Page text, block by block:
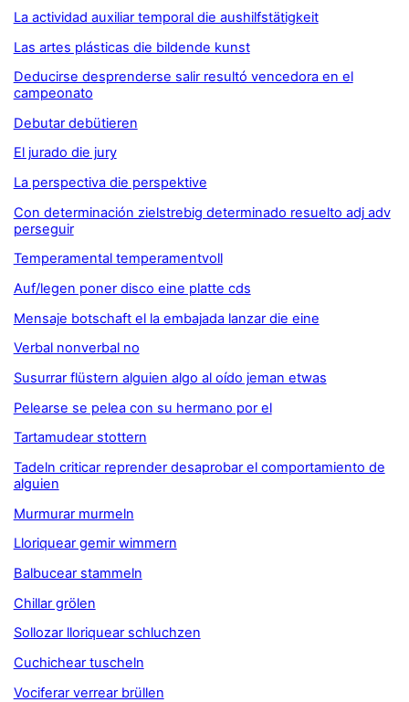
La actividad auxiliar temporal die aushilfstätigkeit
Las artes plásticas die bildende kunst
Deducirse desprenderse salir resultó vencedora en el
campeonato
Debutar debütieren
El jurado die jury
La perspectiva die perspektive
Con determinación zielstrebig determinado resuelto adj adv
perseguir
Temperamental temperamentvoll
Auf/legen poner disco eine platte cds
Mensaje botschaft el la embajada lanzar die eine
Verbal nonverbal no
Susurrar flüstern alguien algo al oído jeman etwas
Pelearse se pelea con su hermano por el
Tartamudear stottern
Tadeln criticar reprender desaprobar el comportamiento de
alguien
Murmurar murmeln
Lloriquear gemir wimmern
Balbucear stammeln
Chillar grölen
Sollozar lloriquear schluchzen
Cuchichear tuscheln
Vociferar verrear brüllen